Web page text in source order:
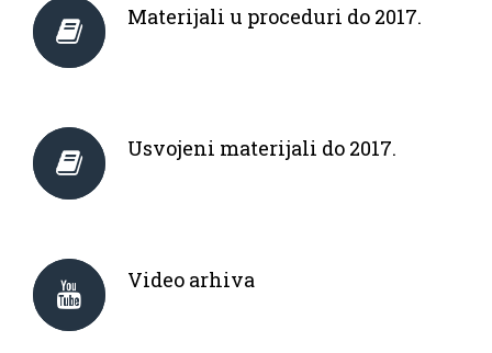
Materijali u proceduri do 2017.
Usvojeni materijali do 2017.
Video arhiva